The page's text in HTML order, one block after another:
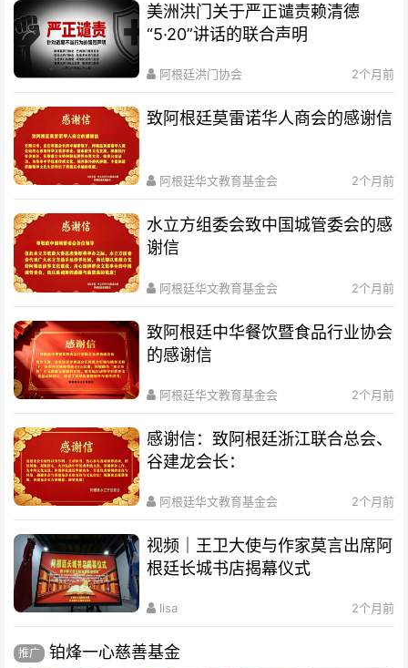
美洲洪门关于严正谴责赖清德
“5·20”讲话的联合声明
阿根廷洪门协会 2个月前
致阿根廷莫雷诺华人商会的感谢信
阿根廷华文教育基金会 2个月前
水立方组委会致中国城管委会的感
谢信
阿根廷华文教育基金会 2个月前
致阿根廷中华餐饮暨食品行业协会
的感谢信
阿根廷华文教育基金会 2个月前
感谢信：致阿根廷浙江联合总会、
谷建龙会长：
阿根廷华文教育基金会 2个月前
视频｜王卫大使与作家莫言出席阿
根廷长城书店揭幕仪式
lisa 2个月前
推广 铂烽一心慈善基金